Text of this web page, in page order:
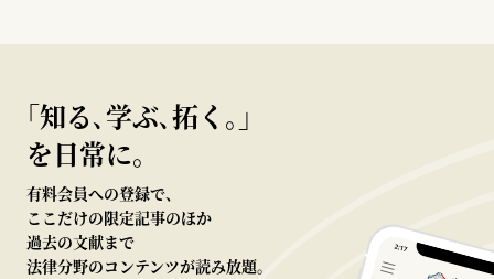
｢知る､学ぶ､拓く｡｣
を日常に。
有料会員への登録で、
ここだけの限定記事のほか
過去の文献まで
法律分野のコンテンツが読み放題。